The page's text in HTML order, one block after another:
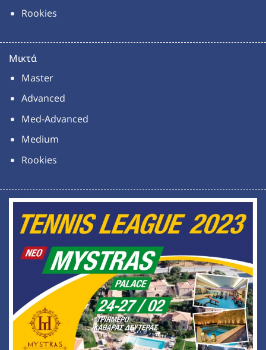
Rookies
Μικτά
Master
Advanced
Med-Advanced
Medium
Rookies